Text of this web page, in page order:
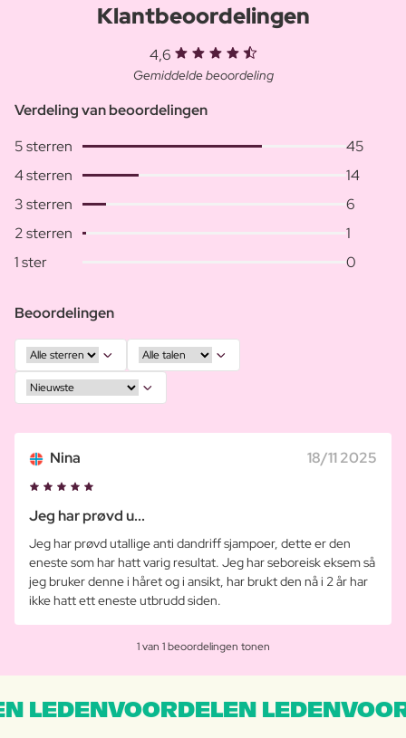
Klantbeoordelingen
4,6
Gemiddelde beoordeling
Verdeling van beoordelingen
5 sterren
45
4 sterren
14
3 sterren
6
2 sterren
1
1 ster
0
Beoordelingen
Nina 18/11 2025
Jeg har prøvd u...
Jeg har prøvd utallige anti dandriff sjampoer, dette er den
eneste som har hatt varig resultat. Jeg har seboreisk eksem så
jeg bruker denne i håret og i ansikt, har brukt den nå i 2 år har
ikke hatt ett eneste utbrudd siden.
1 van 1 beoordelingen tonen
LEDENVOORDELEN